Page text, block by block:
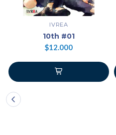
IVREA
10th #01
$12.000